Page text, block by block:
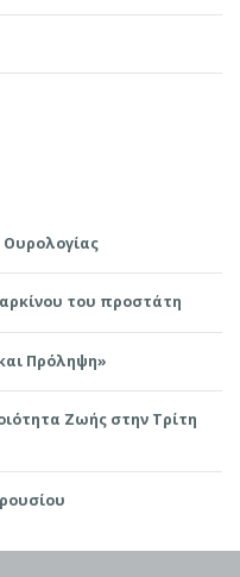
Ουρολογίας
του προστάτη
Πρόληψη»
Ζωής στην Τρίτη